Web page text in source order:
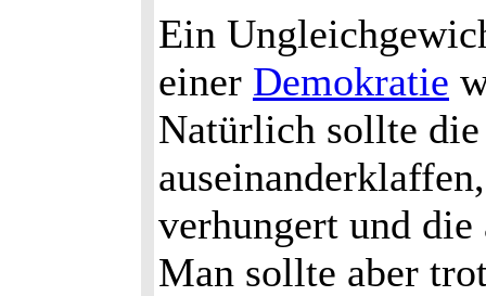
Ein
einer Demokratie
Natürlich sollte
verhungert und
Man sollte aber